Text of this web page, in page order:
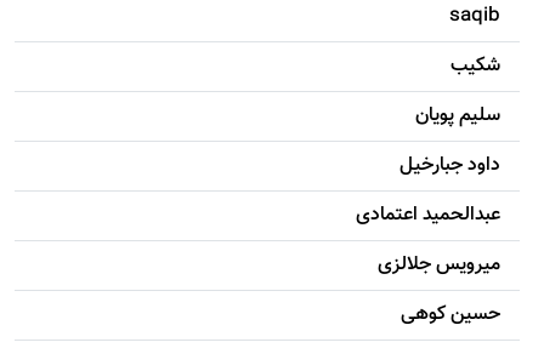
saqib
شکيب
سليم پویان
داود جبارخیل
عبدالحمید اعتمادی
میرویس جلالزی
حسين کوهی